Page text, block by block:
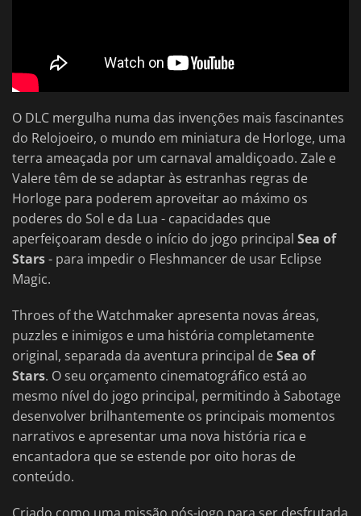
O DLC mergulha numa das invenções mais fascinantes
do Relojoeiro, o mundo em miniatura de Horloge, uma
terra ameaçada por um carnaval amaldiçoado. Zale e
Valere têm de se adaptar às estranhas regras de
Horloge para poderem aproveitar ao máximo os
poderes do Sol e da Lua - capacidades que
aperfeiçoaram desde o início do jogo principal Sea of
Stars- para impedir o Fleshmancer de usar Eclipse
Magic.
Throes of the Watchmaker apresenta novas áreas,
puzzles e inimigos e uma história completamente
original, separada da aventura principal deSea of
Stars. O seu orçamento cinematográfico está ao
mesmo nível do jogo principal, permitindo à Sabotage
desenvolver brilhantemente os principais momentos
narrativos e apresentar uma nova história rica e
encantadora que se estende por oito horas de
conteúdo.